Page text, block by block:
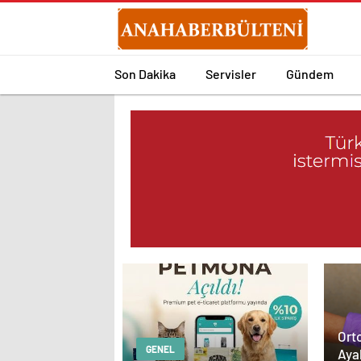
Son Dakika Servisler Gündem
GENEL